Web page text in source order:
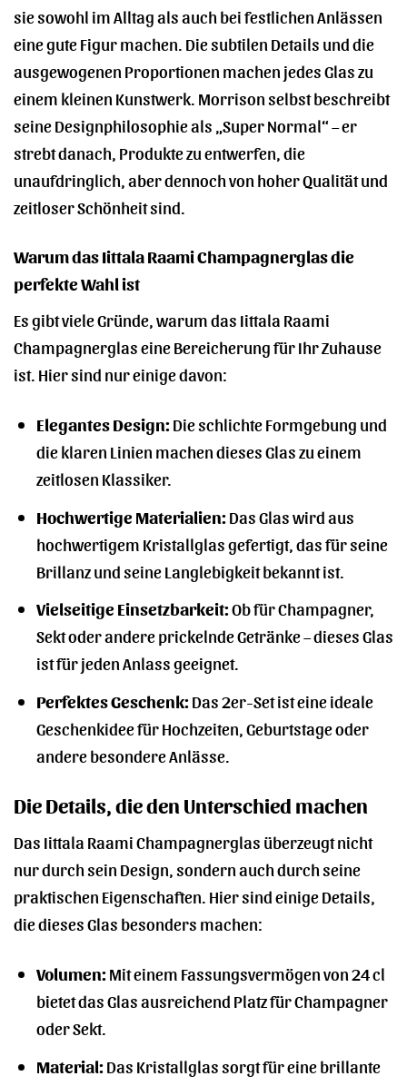
sie sowohl im Alltag als auch bei festlichen Anlässen
eine gute Figur machen. Die subtilen Details und die
ausgewogenen Proportionen machen jedes Glas zu
einem kleinen Kunstwerk. Morrison selbst beschreibt
seine Designphilosophie als „Super Normal“ – er
strebt danach, Produkte zu entwerfen, die
unaufdringlich, aber dennoch von hoher Qualität und
zeitloser Schönheit sind.
Warum das Iittala Raami Champagnerglas die
perfekte Wahl ist
Es gibt viele Gründe, warum das Iittala Raami
Champagnerglas eine Bereicherung für Ihr Zuhause
ist. Hier sind nur einige davon:
Elegantes Design:Die schlichte Formgebung und
die klaren Linien machen dieses Glas zu einem
zeitlosen Klassiker.
Hochwertige Materialien:Das Glas wird aus
hochwertigem Kristallglas gefertigt, das für seine
Brillanz und seine Langlebigkeit bekannt ist.
Vielseitige Einsetzbarkeit:Ob für Champagner,
Sekt oder andere prickelnde Getränke – dieses Glas
ist für jeden Anlass geeignet.
Perfektes Geschenk:Das 2er-Set ist eine ideale
Geschenkidee für Hochzeiten, Geburtstage oder
andere besondere Anlässe.
Die Details, die den Unterschied machen
Das Iittala Raami Champagnerglas überzeugt nicht
nur durch sein Design, sondern auch durch seine
praktischen Eigenschaften. Hier sind einige Details,
die dieses Glas besonders machen:
Volumen:Mit einem Fassungsvermögen von 24 cl
bietet das Glas ausreichend Platz für Champagner
oder Sekt.
Material:Das Kristallglas sorgt für eine brillante